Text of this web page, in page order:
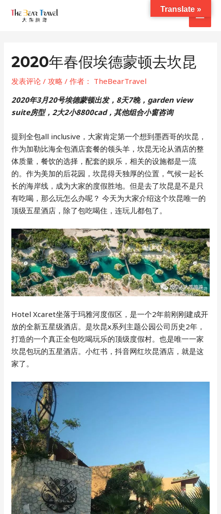
主
单
2020年春假埃德蒙顿去坎昆
发表评论 /攻略 / 作者： TheBearTravel
2020年3月20号埃德蒙顿出发，8天7晚，garden view
suite房型，2大2小8800cad，其他组合小窗咨询
提到全包all inclusive，大家肯定第一个想到墨西哥的坎昆，
作为加勒比海全包酒店套餐的领头羊，坎昆无论从酒店的整
体质量，餐饮的选择，配套的娱乐，相关的设施都是一流
的。作为美加的后花园，坎昆得天独厚的位置，气候一起长
长的海岸线，成为大家的度假胜地。但是去了坎昆是不是只
有吃喝，那么玩怎么办呢？ 今天为大家介绍这个坎昆唯一的
顶级五星酒店，除了包吃喝住，连玩儿都包了。
Hotel Xcaret坐落于玛雅河度假区，是一个2年前刚刚建成开
放的全新五星级酒店。是坎昆x系列主题公园公司历史2年，
打造的一个真正全包吃喝玩乐的顶级度假村。也是唯一一家
坎昆包玩的五星酒店。小红书，抖音网红坎昆酒店，就是这
家了。
Translate »